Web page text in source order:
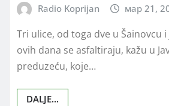
Radio Koprijan мар 21,
Tri ulice, od toga dve u Šainovcu
ovih dana se asfaltiraju, kažu u
preduzeću, koje…
DALJE...